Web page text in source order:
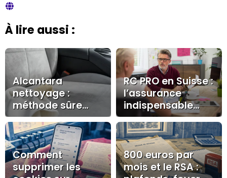
À lire aussi :
Alcantara
nettoyage :
méthode sûre
pour éviter les
auréoles et
préserver la
texture
RC PRO en Suisse :
l’assurance
indispensable
pour les
indépendants
Comment
supprimer les
800 euros par
mois et le RSA :